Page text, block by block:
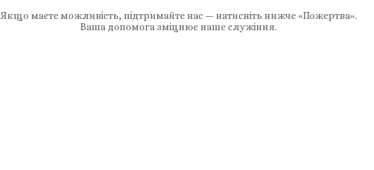
Якщо маєте можливість, підтримайте нас — натисніть нижче «Пожертва».
Ваша допомога зміцнює наше служіння.